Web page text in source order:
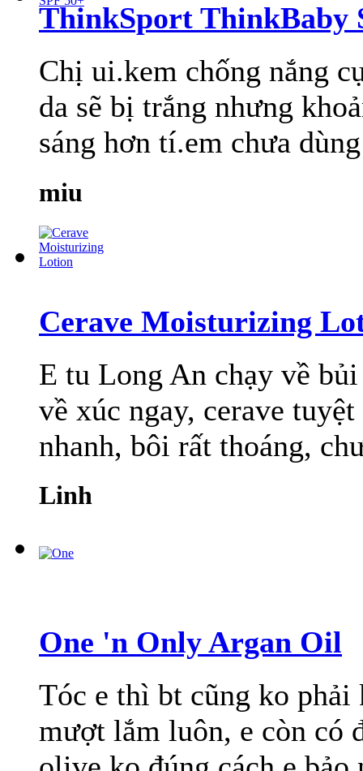
ThinkSport ThinkBaby
Chị ui.kem chống nắng
da sẽ bị trắng nhưng
sáng hơn tí.em chưa
miu
Cerave Moisturizing
E tu Long An chạy về
về xúc ngay, cerave
nhanh, bôi rất thoáng,
Linh
One 'n Only Argan Oil
Tóc e thì bt cũng ko phải
mượt lắm luôn, e còn có